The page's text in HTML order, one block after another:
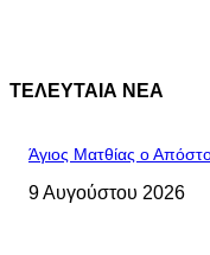
ΤΕΛΕΥΤΑΙΑ ΝΕΑ
Άγιος Ματθίας ο
9 Αυγούστου 2026